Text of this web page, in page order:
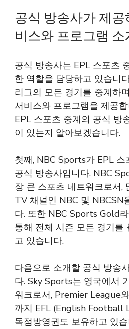
공식 방송사가 제공
비스와 프로그램 소
공식 방송사는 EPL 스포츠
한 역할을 담당하고 있습니
리그의 모든 경기를 중계하
서비스와 프로그램을 제공
EPL 스포츠 중계의 공식 방
이 있는지 알아보겠습니다.
첫째, NBC Sports가 EPL
공식 방송사입니다. NBC
장 큰 스포츠 네트워크로서,
TV 채널인 NBC 및 NBCSN
다. 또한 NBC Sports Gold
통해 전체 시즌 모든 경기를
고 있습니다.
다음으로 소개할 공식 방송
다. Sky Sports는 영국에서
워크로서, Premier League
까지 EFL (English Football
독점방영권도 보유하고 있